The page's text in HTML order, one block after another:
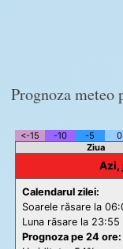
Prognoza meteo
<-15 -10 -5 0
Ziua
Azi,
Calendarul zilei:
Soarele răsare la
Luna răsare la
Prognoza pe 24 ore: